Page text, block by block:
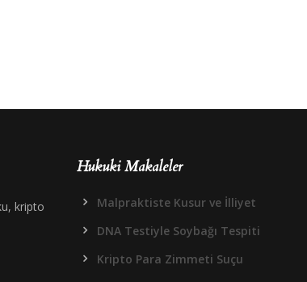
kripto
Hukuki Makaleler
Malpraktiste Kusur ve İlliyet
DNA Testiyle Soybağı Tespiti
Kripto Para Zimmeti Suçu